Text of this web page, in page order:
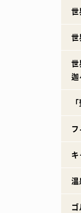
世
世
世
迦
温
ゴ